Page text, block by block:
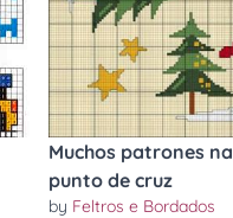
Muchos patrones
punto de cruz
by Feltros e Bordados